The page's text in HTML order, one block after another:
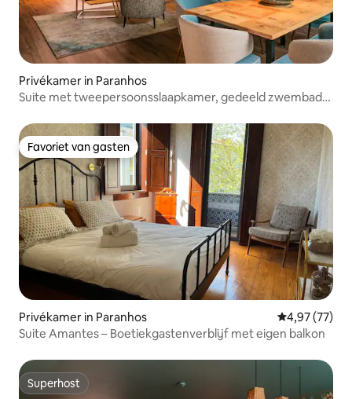
Privékamer in Paranhos
Suite met tweepersoonsslaapkamer, gedeeld zwembad
Favoriet van gasten
Favoriet van gasten
Privékamer in Paranhos Gemiddelde
4,97 (77)
Suite Amantes – Boetiekgastenverblijf met eigen balkon
Superhost
Superhost